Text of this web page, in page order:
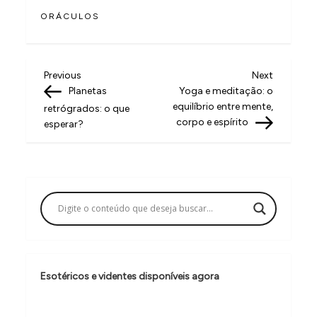
ORÁCULOS
N
a
v
a
ç
o
d
Previous
Post
Previous
Planetas
retrógrados: o que
esperar?
Next
Post
Next
Yoga e meditação: o
equilíbrio entre mente,
corpo e espírito
Esotéricos e videntes disponíveis agora